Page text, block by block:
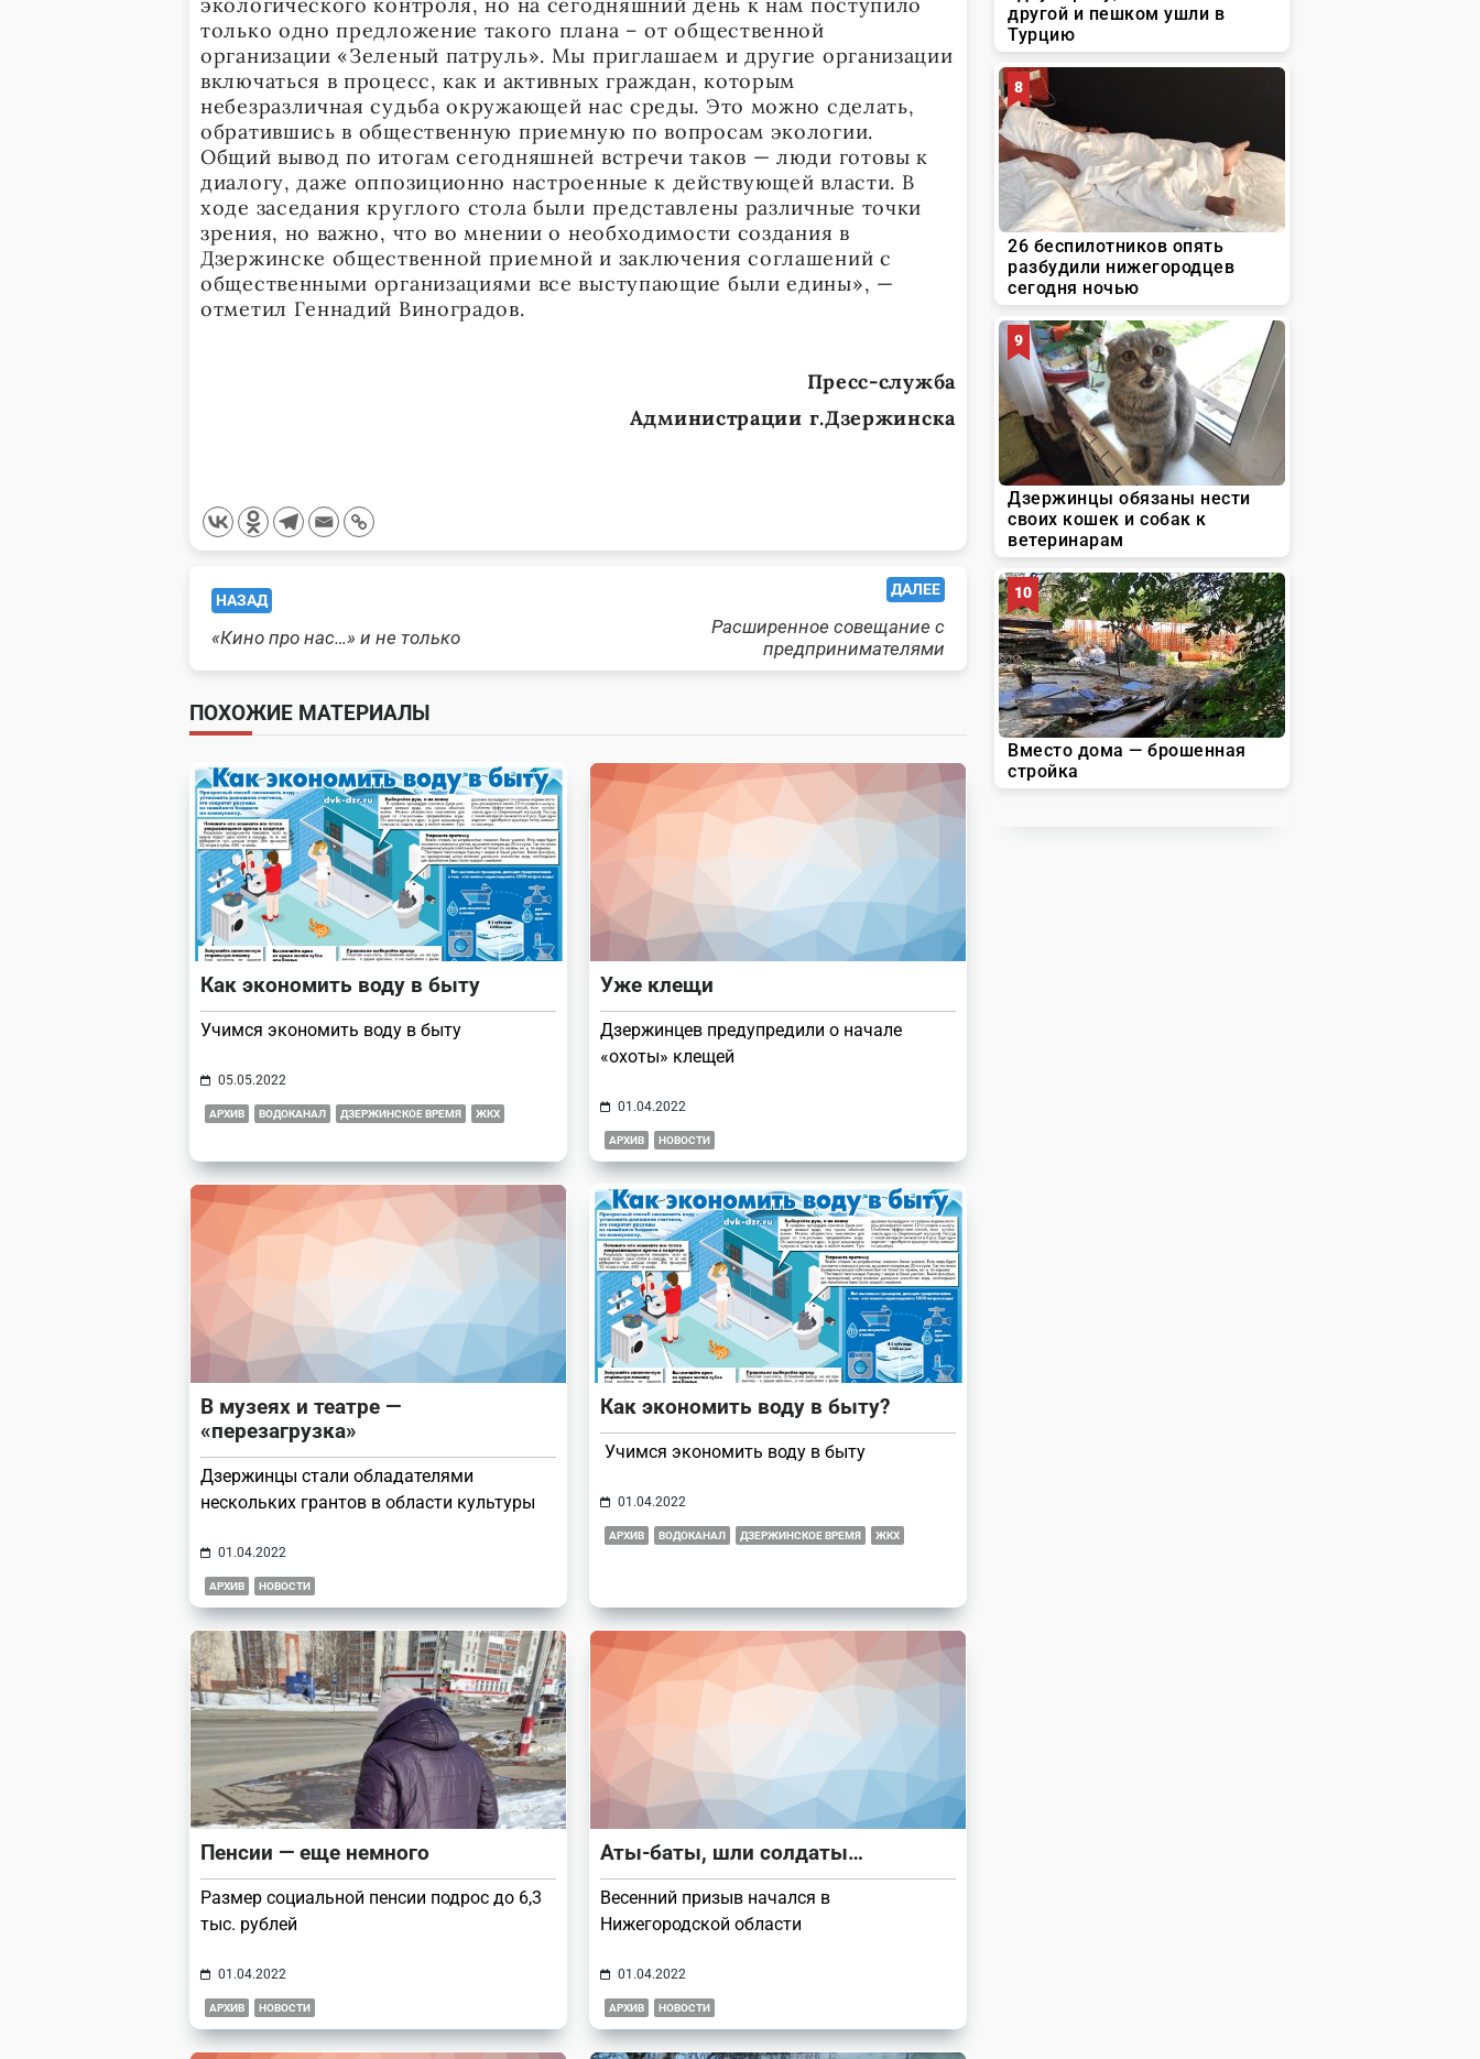
экологического контроля, но на сегодняшний день к нам поступило
только одно предложение такого плана – от общественной
организации «Зеленый патруль». Мы приглашаем и другие организации
включаться в процесс, как и активных граждан, которым
небезразличная судьба окружающей нас среды. Это можно сделать,
обратившись в общественную приемную по вопросам экологии.
Общий вывод по итогам сегодняшней встречи таков — люди готовы к
диалогу, даже оппозиционно настроенные к действующей власти. В
ходе заседания круглого стола были представлены различные точки
зрения, но важно, что во мнении о необходимости создания в
Дзержинске общественной приемной и заключения соглашений с
общественными организациями все выступающие были едины», —
отметил Геннадий Виноградов.
Пресс-служба
Администрации г.Дзержинска
<span
class="nav-
screen-
reader-
text">Page</span>
НАЗАД
«Кино про нас…» и не только
ДАЛЕЕ
Расширенное совещание с
предпринимателями
ПОХОЖИЕ МАТЕРИАЛЫ
Как экономить воду в быту
Учимся экономить воду в быту
05.05.2022
АРХИВ ВОДОКАНАЛ ДЗЕРЖИНСКОЕ ВРЕМЯ ЖКХ
Уже клещи
Дзержинцев предупредили о начале
«охоты» клещей
01.04.2022
АРХИВ НОВОСТИ
В музеях и театре —
«перезагрузка»
Дзержинцы стали обладателями
нескольких грантов в области культуры
01.04.2022
АРХИВ НОВОСТИ
Как экономить воду в быту?
Учимся экономить воду в быту
01.04.2022
АРХИВ ВОДОКАНАЛ ДЗЕРЖИНСКОЕ ВРЕМЯ ЖКХ
Пенсии — еще немного
Размер социальной пенсии подрос до 6,3
тыс. рублей
01.04.2022
АРХИВ НОВОСТИ
Аты-баты, шли солдаты…
Весенний призыв начался в
Нижегородской области
01.04.2022
АРХИВ НОВОСТИ